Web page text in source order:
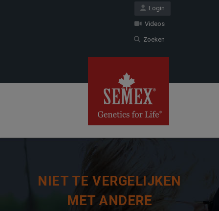
Login
Videos
Zoeken
NIET TE VERGELIJKEN
MET ANDERE